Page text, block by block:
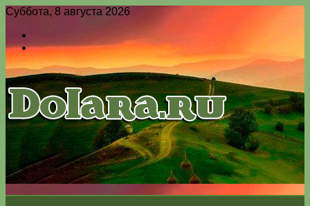
Суббота, 8 августа 2026
Switch
skin
Меню
Switch